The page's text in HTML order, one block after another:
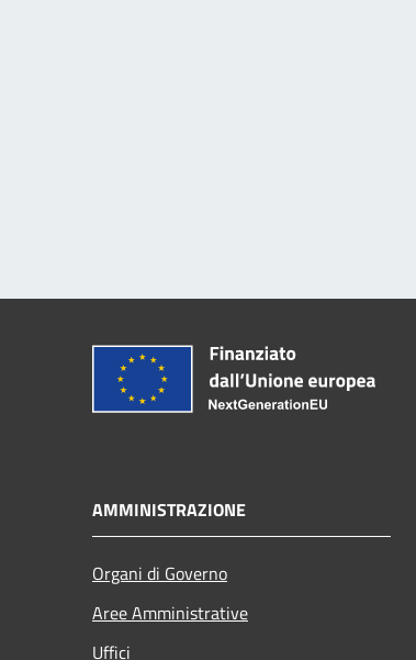
AMMINISTRAZIONE
Organi di Governo
Aree Amministrative
Uffici